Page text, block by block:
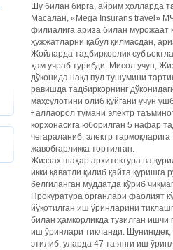
Шу билан бирга, айрим ҳолларда
Масалан, «Mega Insurans travel»
филиалига ариза билан мурожаат
ҳужжатларни қабул қилмасдан,
Жойларда тадбиркорлик
ҳам учраб турибди. Мисол учун,
дўконида нақд пул тушумини
равишда тадбиркорнинг
маҳсулотини олиб қўйгани учун
Ғаллаорол тумани электр
корхонасига юборилган 5 нафар
чегараланиб, электр
жавобгарликка тортилган.
Жиззах шаҳар архитектура ва
икки қаватли қилиб қайта
белгиланган муддатда кўриб
Прокуратура органлари фаолият
йўқотилган иш ўринларини
билан ҳамкорликда тузилган ишчи
иш ўринлари тикланди.
этилиб, уларда 47 та янги иш